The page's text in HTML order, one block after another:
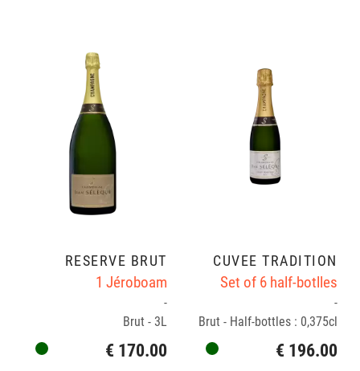
RÉSERVE BRUT
1 Jéroboam
-
Brut - 3L
€ 170.00
CUVÉE TRADITION
Set of 6 half-botlles
-
Brut - Half-bottles : 0,375cl
€ 196.00